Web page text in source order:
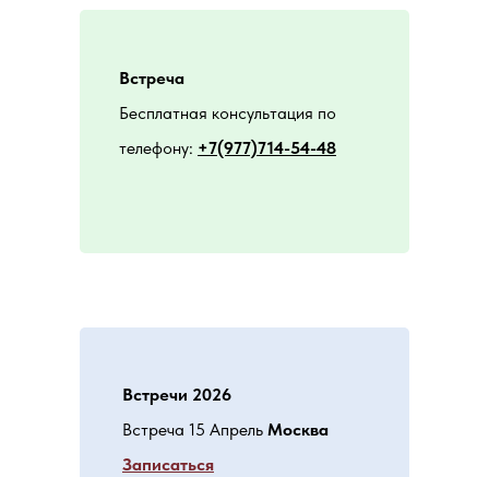
Встречи 2026
Встреча 15 Апрель Москва
Записаться
Встреча
Бесплатная консультация по
телефону: +7(977)714-54-48